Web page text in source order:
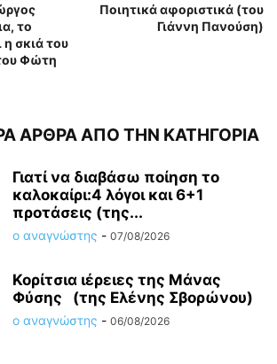
το
σκιά του
Φώτη
Ποιητικά αφοριστικά (του
Γιάννη Πανούση)
ΑΡΘΡΑ ΑΠΟ ΤΗΝ ΚΑΤΗΓΟΡΙΑ
Γιατί να διαβάσω ποίηση το
καλοκαίρι:4 λόγοι και 6+1
προτάσεις (της...
ο αναγνώστης - 07/08/2026
Κορίτσια ιέρειες της Μάνας
Φύσης (της Ελένης Σβορώνου)
ο αναγνώστης - 06/08/2026